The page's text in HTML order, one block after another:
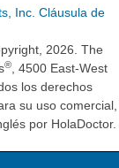
Inc. Cláusula de
2026. The
®, 4500 East-West
los derechos
su uso comercial,
por HolaDoctor.